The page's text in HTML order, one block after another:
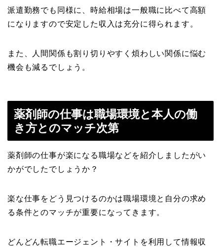
派遣勤務でも同様に、時給相場は一般職に比べて高額
になりますので安定した収入は充分に得られます。
また、人間関係も割り切りやすく煩わしい関係に悩む
機会も減るでしょう。
薬剤師の仕事は職場環境と本人の働
き方とのマッチ次第
薬剤師の仕事が楽になる職場などを紹介しましたがい
かがでしたでしょうか？
楽な仕事をどう見つけるのかは職場環境と自分の求め
る条件とのマッチが重要になってきます。
どんどん転職エージェント・サイトを利用して情報収